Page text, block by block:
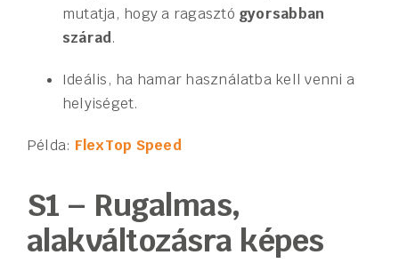
mutatja, hogy a ragasztó gyorsabban
szárad.
Ideális, ha hamar használatba kell venni a
helyiséget.
Példa: FlexTop Speed
S1 – Rugalmas,
alakváltozásra képes